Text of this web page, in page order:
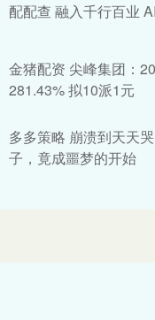
配配查 融入千行百业
金猪配资 尖峰集团：
281.43% 拟10派1元
多多策略 崩溃到天天
子，竟成噩梦的开始